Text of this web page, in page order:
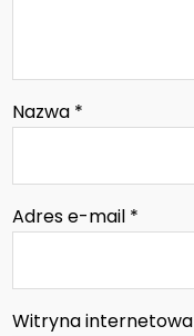
Nazwa *
Adres e-mail *
Witryna internetowa